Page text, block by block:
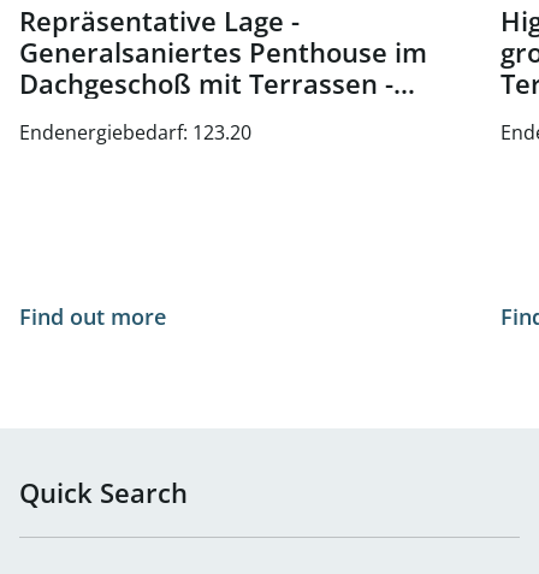
Repräsentative Lage -
Generalsaniertes Penthouse im
Dachgeschoß mit Terrassen -
kaufen in 1010 Wien
Endenergiebedarf: 123.20
Find out more
Quick Search